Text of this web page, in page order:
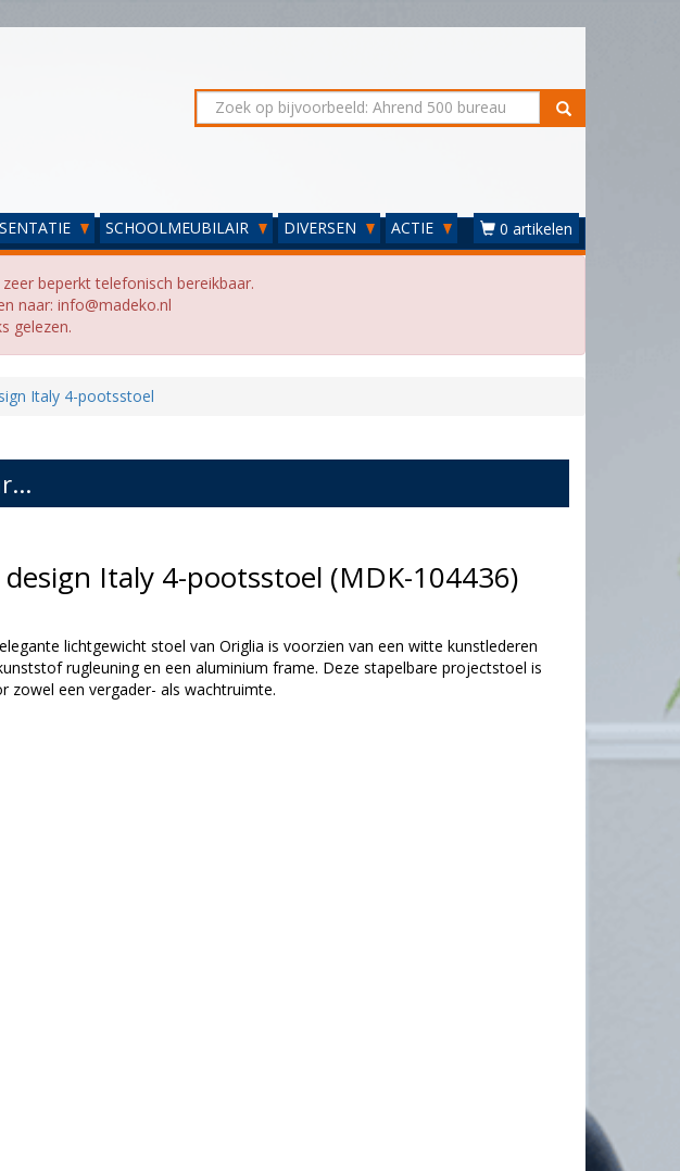
SCHOOLMEUBILAIR DIVERSEN ACTIE 0 artikelen
beperkt telefonisch bereikbaar.
naar: info@madeko.nl
gelezen.
Italy 4-pootsstoel
Italy 4-pootsstoel (MDK-104436)
lichtgewicht stoel van Origlia is voorzien van een witte kunstlederen
rugleuning en een aluminium frame. Deze stapelbare projectstoel is
zowel een vergader- als wachtruimte.